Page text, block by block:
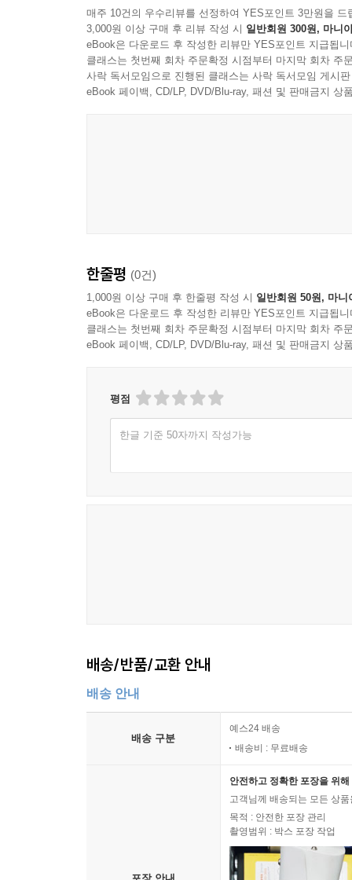
매주 10건의 우수리뷰를 선정하여 YES포인트 3만원을 드
3,000원 이상 구매 후 리뷰 작성 시 일반회원 300원, 마니
eBook은 다운로드 후 작성한 리뷰만 YES포인트 지급됩니
클래스는 첫번째 회차 주문확정 시점부터 마지막 회차 주
사락 독서모임으로 진행된 클래스는 사락 독서모임 게시
eBook 페이백, CD/LP, DVD/Blu-ray, 패션 및 판매금지 상
한줄평 (0건)
1,000원 이상 구매 후 한줄평 작성 시 일반회원 50원, 마니
eBook은 다운로드 후 작성한 리뷰만 YES포인트 지급됩니
클래스는 첫번째 회차 주문확정 시점부터 마지막 회차 주
eBook 페이백, CD/LP, DVD/Blu-ray, 패션 및 판매금지 상
평점
한글 기준 50자까지 작성가능
배송/반품/교환 안내
배송 안내
배송 구분
예스24 배송
배송비 : 무료배송
안전하고 정확한 포장을 위
고객님께 배송되는 모든 상
목적 : 안전한 포장 관리
촬영범위 : 박스 포장 작업